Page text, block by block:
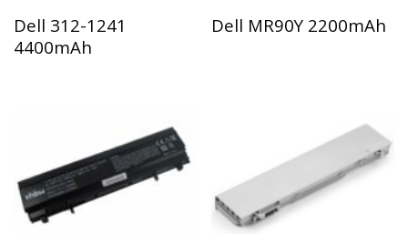
Dell 312-1241
4400mAh
Dell MR90Y 2200mAh